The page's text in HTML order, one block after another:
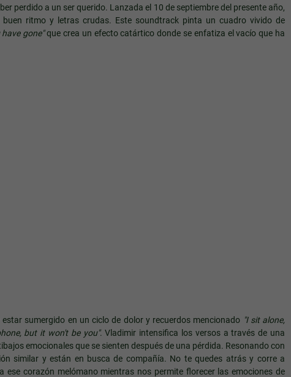
perdido a un ser querido. Lanzada el 10 de septiembre del presente año,
ritmo y letras crudas. Este soundtrack pinta un cuadro vivido de
have gone"que crea un efecto catártico donde se enfatiza el vacío que ha
sumergido en un ciclo de dolor y recuerdos mencionado "I sit alone,
but it won't be you". Vladimir intensifica los versos a través de una
emocionales que se sienten después de una pérdida. Resonando con
similar y están en busca de compañía. No te quedes atrás y corre a
corazón melómano mientras nos permite florecer las emociones de